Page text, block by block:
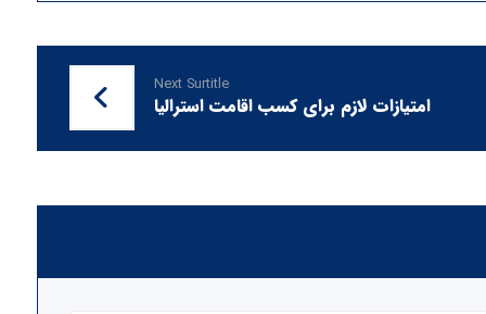
Next Surtitle
امتیازات لازم برای کسب اقامت استرالیا